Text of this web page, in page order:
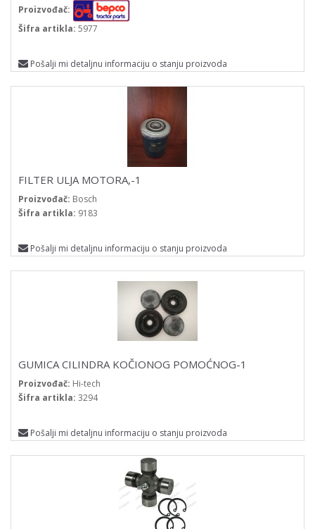
Proizvođač:
Šifra artikla: 5977
Pošalji mi detaljnu informaciju o stanju proizvoda
FILTER ULJA MOTORA,-1
Proizvođač: Bosch
Šifra artikla: 9183
Pošalji mi detaljnu informaciju o stanju proizvoda
GUMICA CILINDRA KOČIONOG POMOĆNOG-1
Proizvođač: Hi-tech
Šifra artikla: 3294
Pošalji mi detaljnu informaciju o stanju proizvoda